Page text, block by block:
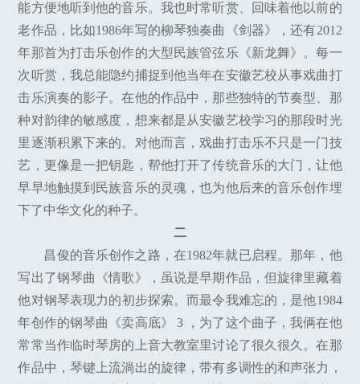
能方便地听到他的音乐。我也时常听赏、回味着他以前的
老作品，比如1986年写的柳琴独奏曲《剑器》，还有2012
年那首为打击乐创作的大型民族管弦乐《新龙舞》。每一
次听赏，我总能隐约捕捉到他当年在安徽艺校从事戏曲打
击乐演奏的影子。在他的作品中，那些独特的节奏型、那
种对韵律的敏感度，想来都是从安徽艺校学习的那段时光
里逐渐积累下来的。对他而言，戏曲打击乐不只是一门技
艺，更像是一把钥匙，帮他打开了传统音乐的大门，让他
早早地触摸到民族音乐的灵魂，也为他后来的音乐创作埋
下了中华文化的种子。
二
昌俊的音乐创作之路，在1982年就已启程。那年，他
写出了钢琴曲《情歌》，虽说是早期作品，但旋律里藏着
他对钢琴表现力的初步探索。而最令我难忘的，是他1984
年创作的钢琴曲《卖高底》 3 ，为了这个曲子，我俩在他
常常当作临时琴房的上音大教室里讨论了很久很久。在那
作品中，琴键上流淌出的旋律，带有多调性的和声张力，